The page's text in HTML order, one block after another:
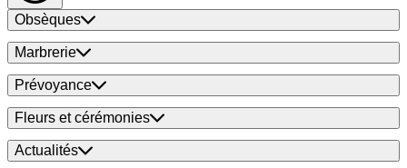
Obsèques
Marbrerie
Prévoyance
Fleurs et cérémonies
Actualités